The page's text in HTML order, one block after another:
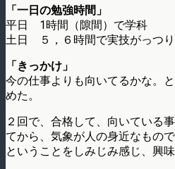
「一日の勉強時間」
平日 1時間（隙間）で学科
土日 ５，６時間で実技がっつり
「きっかけ」
今の仕事よりも向いてるかな。
めた。
２回で、合格して、向いている
てから、気象が人の身近なもの
ということをしみじみ感じ、興味